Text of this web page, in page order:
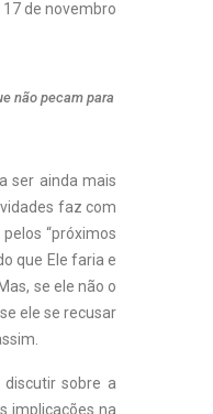
17 de novembro
não pecam para
ser ainda mais
faz com
“próximos
que Ele faria e
se ele não o
ele se recusar
sobre a
implicações na